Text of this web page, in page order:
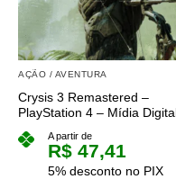
AÇÃO / AVENTURA
Crysis 3 Remastered –
PlayStation 4 – Mídia Digital
A partir de
R$ 47,41
5% desconto no PIX